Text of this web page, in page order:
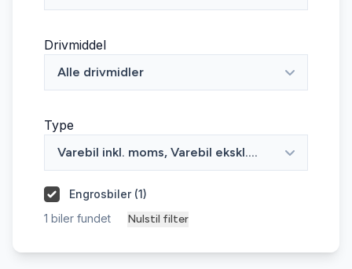
Drivmiddel
Alle drivmidler
Type
Varebil inkl. moms, Varebil ekskl.
moms
Engrosbiler (1)
1 biler fundet Nulstil filter